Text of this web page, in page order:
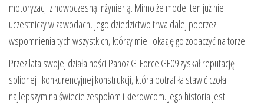
motoryzacji z nowoczesną inżynierią. Mimo że model ten już nie
uczestniczy w zawodach, jego dziedzictwo trwa dalej poprzez
wspomnienia tych wszystkich, którzy mieli okazję go zobaczyć na torze.
Przez lata swojej działalności Panoz G-Force GF09 zyskał reputację
solidnej i konkurencyjnej konstrukcji, która potrafiła stawić czoła
najlepszym na świecie zespołom i kierowcom. Jego historia jest